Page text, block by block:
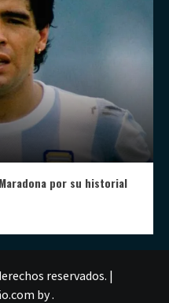
por su historial
reservados. |
by .